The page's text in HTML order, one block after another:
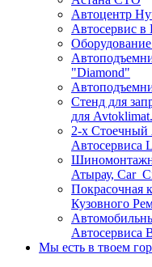
Автоцентр
Автосервис
"Diamond"
Стенд для
для
2-х Стоечный
Автосервиса
Атырау,
Покрасочная
Кузовного
Автосервиса
Мы есть в твоем